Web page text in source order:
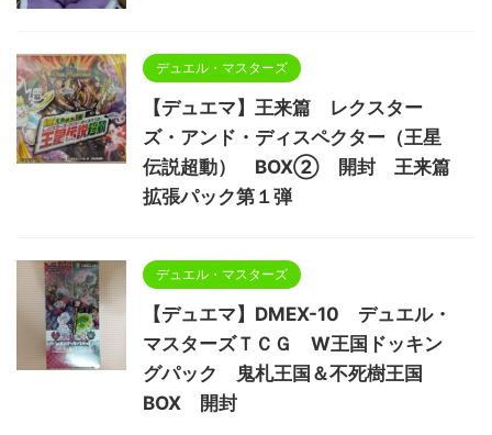
デュエル・マスターズ
【デュエマ】王来篇 レクスター
ズ・アンド・ディスペクター（王星
伝説超動） BOX② 開封 王来篇
拡張パック第１弾
デュエル・マスターズ
【デュエマ】DMEX-10 デュエル・
マスターズＴＣＧ W王国ドッキン
グパック 鬼札王国＆不死樹王国
BOX 開封